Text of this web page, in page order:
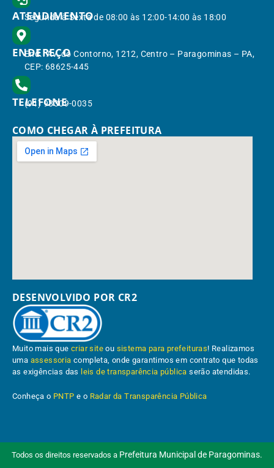
ATENDIMENTO
Segunda à Sexta de 08:00 às 12:00-14:00 às 18:00
ENDEREÇO
End.: Av. do Contorno, 1212, Centro – Paragominas – PA,
CEP: 68625-445
TELEFONE
(91) 98309-0035
COMO CHEGAR À PREFEITURA
DESENVOLVIDO POR CR2
Muito mais quecriar site ou sistema para prefeituras! Realizamos
uma assessoria completa, onde garantimos em contrato que todas
as exigências das leis de transparência pública serão atendidas.
Conheça o PNTP e o Radar da Transparência Pública
Todos os direitos reservados a Prefeitura Municipal de Paragominas.